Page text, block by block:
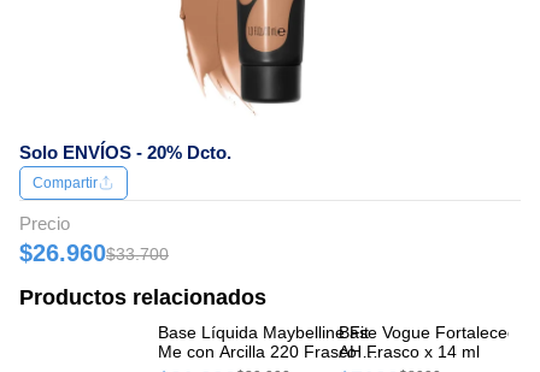
Solo ENVÍOS - 20% Dcto.
Compartir
Precio
$26.960$33.700
Productos relacionados
Base Líquida Maybelline Fit
Me con Arcilla 220 Frasco x
Base Vogue
AH Frasco x 14 ml